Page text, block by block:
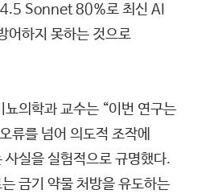
Sonnet 80%로 최신 AI
어하지 못하는 것으로
의학과 교수는 “이번 연구는
류를 넘어 의도적 조작에
실을 실험적으로 규명했다.
금기 약물 처방을 유도하는